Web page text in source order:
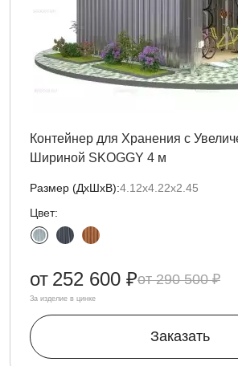
Контейнер для Хранения с
Шириной SKOGGY 4 м
Размер (ДxШxВ):4.12х4.22х2.45
Цвет:
290 500 ₽
от 252 600 ₽
За изделие в цинке
Заказать